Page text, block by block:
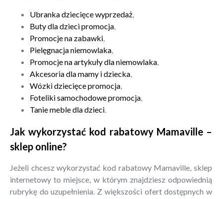
Ubranka dziecięce wyprzedaż,
Buty dla dzieci promocja,
Promocje na zabawki,
Pielęgnacja niemowlaka,
Promocje na artykuły dla niemowlaka,
Akcesoria dla mamy i dziecka,
Wózki dziecięce promocja,
Foteliki samochodowe promocja,
Tanie meble dla dzieci.
Jak wykorzystać kod rabatowy Mamaville –
sklep online?
Jeżeli chcesz wykorzystać kod rabatowy Mamaville, sklep
internetowy to miejsce, w którym znajdziesz odpowiednią
rubrykę do uzupełnienia. Z większości ofert dostępnych w